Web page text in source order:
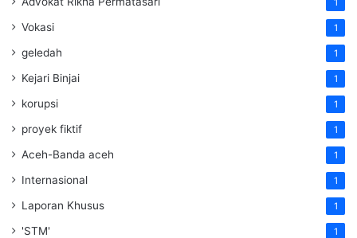
1
Vokasi 1
geledah 1
Kejari Binjai 1
korupsi 1
proyek fiktif 1
Aceh-Banda aceh 1
Internasional 1
Laporan Khusus 1
'STM' 1